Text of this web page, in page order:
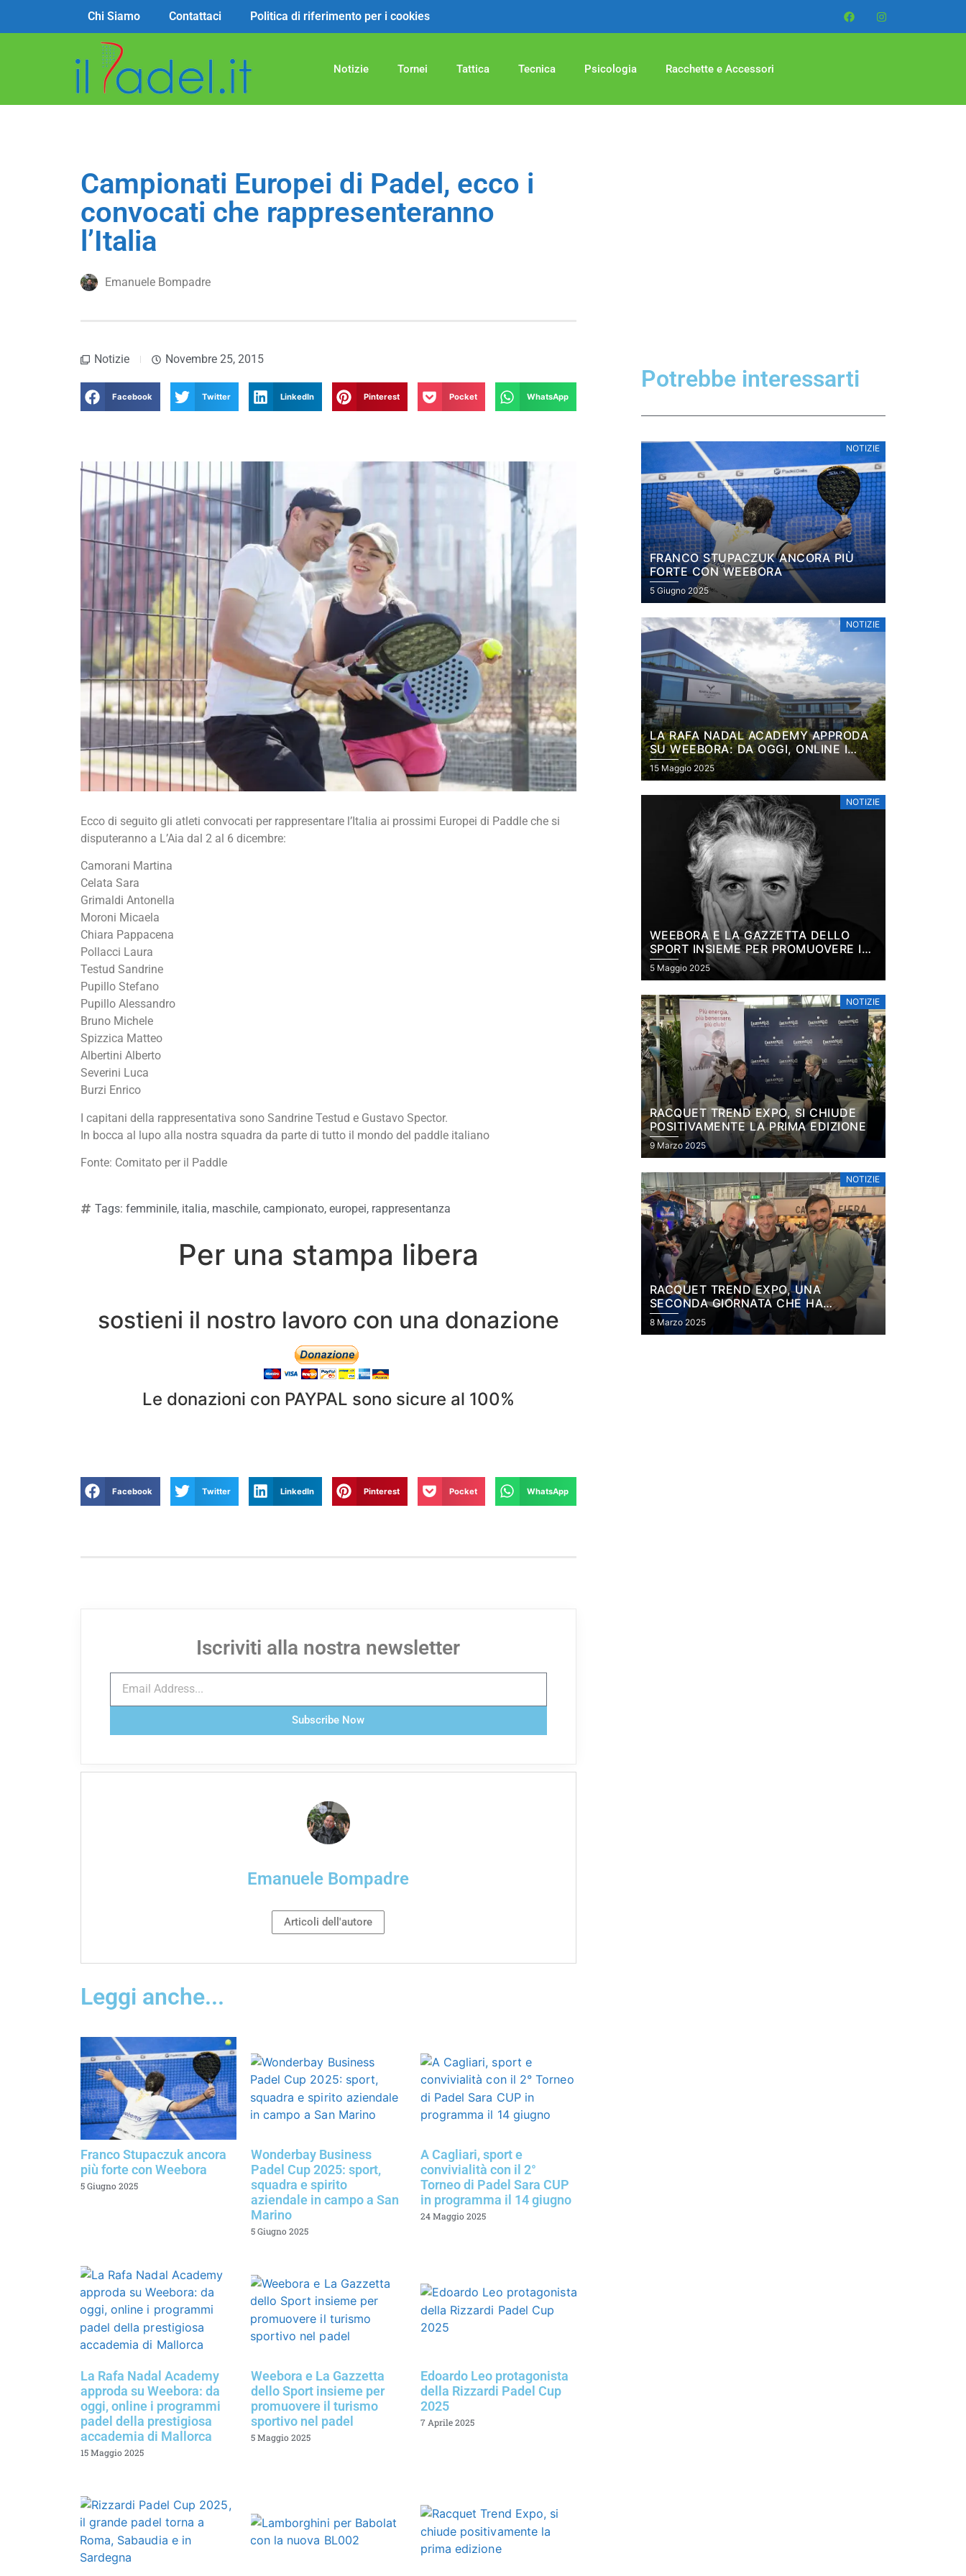
Chi Siamo Contattaci Politica di riferimento per i cookies
Notizie Tornei Tattica Tecnica Psicologia Racchette e Accessori
Campionati Europei di Padel, ecco i
convocati che rappresenteranno
l’Italia
Emanuele Bompadre
Notizie Novembre 25, 2015
Facebook Twitter LinkedIn Pinterest Pocket WhatsApp
Ecco di seguito gli atleti convocati per rappresentare l’Italia ai prossimi Europei di Paddle che si
disputeranno a L’Aia dal 2 al 6 dicembre:
Camorani Martina
Celata Sara
Grimaldi Antonella
Moroni Micaela
Chiara Pappacena
Pollacci Laura
Testud Sandrine
Pupillo Stefano
Pupillo Alessandro
Bruno Michele
Spizzica Matteo
Albertini Alberto
Severini Luca
Burzi Enrico
I capitani della rappresentativa sono Sandrine Testud e Gustavo Spector.
In bocca al lupo alla nostra squadra da parte di tutto il mondo del paddle italiano
Fonte: Comitato per il Paddle
Tags: femminile, italia, maschile, campionato, europei, rappresentanza
Per una stampa libera
sostieni il nostro lavoro con una donazione
Le donazioni con PAYPAL sono sicure al 100%
Facebook Twitter LinkedIn Pinterest Pocket WhatsApp
Iscriviti alla nostra newsletter
Subscribe Now
Emanuele Bompadre
Articoli dell'autore
Leggi anche...
Franco Stupaczuk ancora
più forte con Weebora
5 Giugno 2025
Wonderbay Business
Padel Cup 2025: sport,
squadra e spirito
aziendale in campo a San
Marino
5 Giugno 2025
A Cagliari, sport e
convivialità con il 2°
Torneo di Padel Sara CUP
in programma il 14 giugno
24 Maggio 2025
La Rafa Nadal Academy
approda su Weebora: da
oggi, online i programmi
padel della prestigiosa
accademia di Mallorca
15 Maggio 2025
Weebora e La Gazzetta
dello Sport insieme per
promuovere il turismo
sportivo nel padel
5 Maggio 2025
Edoardo Leo protagonista
della Rizzardi Padel Cup
2025
7 Aprile 2025
Potrebbe interessarti
NOTIZIE
FRANCO STUPACZUK ANCORA PIÙ
FORTE CON WEEBORA
5 Giugno 2025
NOTIZIE
LA RAFA NADAL ACADEMY APPRODA
SU WEEBORA: DA OGGI, ONLINE I
PROGRAMMI PADEL DELLA
PRESTIGIOSA ACCADEMIA DI
15 Maggio 2025
NOTIZIE
WEEBORA E LA GAZZETTA DELLO
SPORT INSIEME PER PROMUOVERE IL
TURISMO SPORTIVO NEL PADEL
5 Maggio 2025
NOTIZIE
RACQUET TREND EXPO, SI CHIUDE
POSITIVAMENTE LA PRIMA EDIZIONE
9 Marzo 2025
NOTIZIE
RACQUET TREND EXPO, UNA
SECONDA GIORNATA CHE HA
DIVERTITO TUTTI
8 Marzo 2025